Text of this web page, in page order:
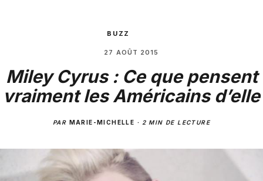
BUZZ
27 AOÛT 2015
Miley Cyrus : Ce que pensent
vraiment les Américains d’elle
PAR MARIE-MICHELLE · 2 MIN DE LECTURE